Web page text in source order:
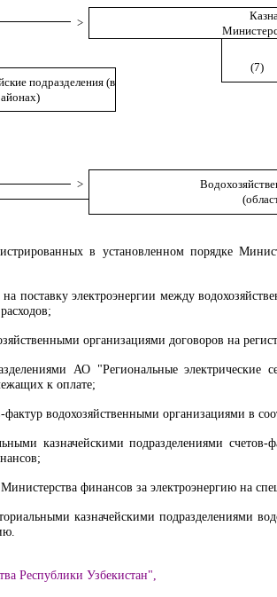
>
(7)
подразделения (в
>
в установленном порядке
поставку электроэнергии между
организациями договоров на
АО "Региональные электрические
к оплате;
фактур водохозяйственными организациями в
казначейскими подразделениями
финансов за электроэнергию на
казначейскими подразделениями
.
Республики Узбекистан",